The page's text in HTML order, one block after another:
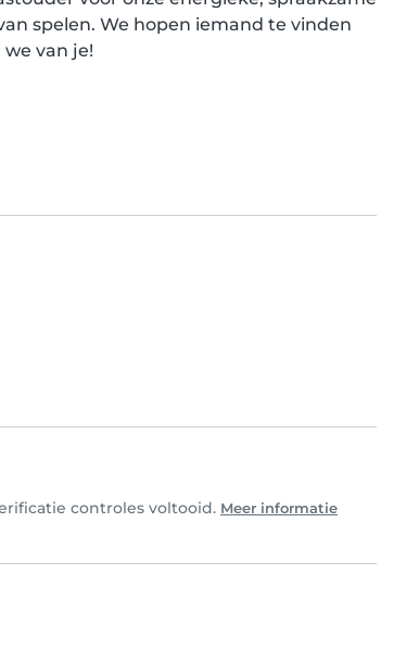
spelen. We hopen iemand te vinden
van je!
controles voltooid. Meer informatie